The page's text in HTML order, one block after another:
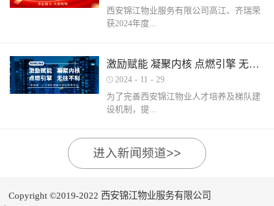
织并参与协会各项赛事，均取得傲人的成
绩。今年为了锻炼队伍，搭建更广阔的成
下的重要知识点串讲和一轮轮的复习备
考，比赛中，选手们沉着冷静，基本发挥
出了各自领域应有的实力。最终，三个工
种共计取得了二等奖1名，三等奖3名，优
的问题及知识盲区，公司人力行政部及品
质部快速反应，第一时间组织各工种开展
内部专项培训，进行系统化的梳理和总
经验和答题技巧进行转化分享，对标竞赛
使用，离人时应及时关闭电源。电动车应
在室外专用充电桩充电，不得在室内、走
充电，切勿长时间充电，勿飞线充电。汽
车内严禁放置打火机、罐装喷剂、香水、
移动电源等易燃易爆物品，定期检测更换
车载灭火器，定期对车辆维护保养。不要
躺在床上、沙发上吸烟，烟头要及时放到
可燃物品。 使用电蚊香时应注意用电安
全，用完及时断开电源，防止因长期通电
“干烧”引发火灾。在发热的电蚊拍附近不
露水后不要立即靠近明火、也不要在高温
员单位及“安居物业杯”西安市物业管理行
业职业技能竞赛优秀个人及优秀组织单位
获“全市技能竞赛优秀组织奖”西安锦江物
业曹林、张小刚、郭小龙荣获技能竞赛“一
等奖”西安锦江物业张国刚、谷展荣获技能
竞赛“二等奖”西安锦江物业惠张瑜、张盼
兵、潘保民、毛亚、李强、贺鑫磊、李国
刚、岳程妮等人分别荣获技能竞赛“优秀
奖”。在这个追求卓越服务的时代，西安锦
升整个团队的专业水平和服务质量，西安
西安锦江物业服务有限公司高江、齐瑞荣
获2024年度...
陕西省物业管理协会“优秀项目经理”称
号。岁末回首，总结成绩，表彰优秀，
会召开盛会，表彰这一年在物业管理行业
的广阔舞台上绽放出熠熠光辉的精英
1A期 项目经理 齐瑞高江、齐瑞是西安锦
江物业诸多优秀项目经理的缩影，他们代
表着西安锦江物业团结奋进、诚信奉献、
奖是荣誉也是动力，西安锦江物业将以他
们作为榜样领航，激励全体员工砥砺奋
激励赋能 凝聚内核 点燃引擎 无往不利
2024 - 11 - 29
为了完善西安锦江物业人才培养及梯队建
设机制，提...
高物业服务水平和服务质量，有目的、有
计划的进行人才储备及培育，大力培养核
江物业组织开展以“激励赋能 凝聚内核 点
进入新闻频道>>
Copyright ©2019-2022 西安锦江物业服务有限公司